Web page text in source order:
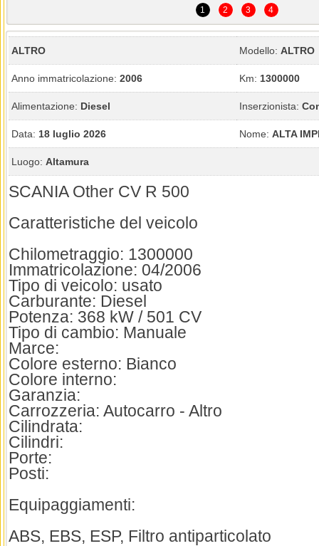
1 2 3 4
ALTRO Modello: ALTRO
Anno immatricolazione: 2006 Km: 1300000
Alimentazione: Diesel Inserzionista:
Data: 18 luglio 2026 Nome: ALTA
Luogo: Altamura
SCANIA Other CV R 500
Caratteristiche del veicolo
Chilometraggio: 1300000
Immatricolazione: 04/2006
Tipo di veicolo: usato
Carburante: Diesel
Potenza: 368 kW / 501 CV
Tipo di cambio: Manuale
Marce:
Colore esterno: Bianco
Colore interno:
Garanzia:
Carrozzeria: Autocarro - Altro
Cilindrata:
Cilindri:
Porte:
Posti:
Equipaggiamenti:
ABS, EBS, ESP, Filtro antiparticolato